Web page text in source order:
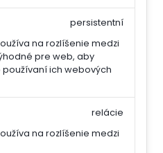
na rozlíšenie medzi
pre web, aby
ich webových
persistentní
na rozlíšenie medzi
relácie